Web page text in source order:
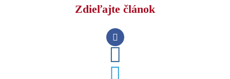
Zdieľajte článok